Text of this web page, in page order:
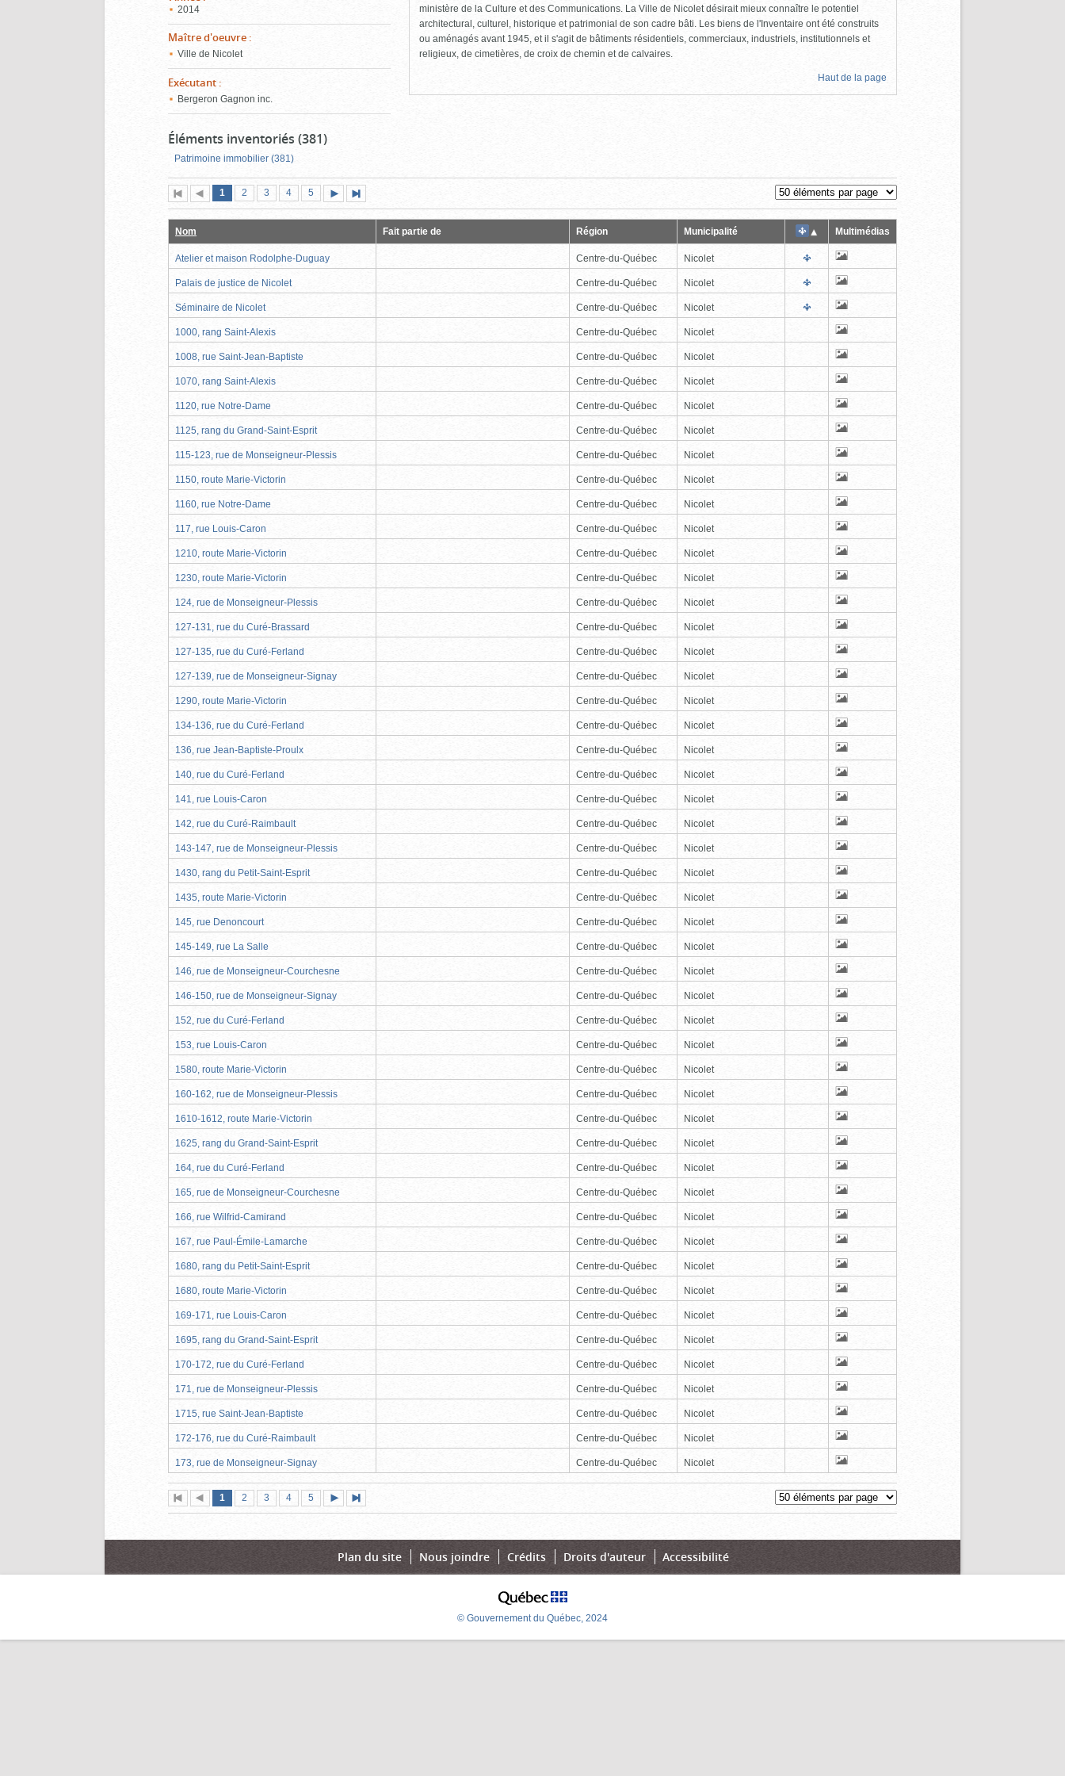
2014
Maître d'oeuvre :
Ville de Nicolet
Exécutant :
Bergeron Gagnon inc.
ministère de la Culture et des Communications. La Ville de Nicolet désirait mieux connaître le potentiel
architectural, culturel, historique et patrimonial de son cadre bâti. Les biens de l'Inventaire ont été construits
ou aménagés avant 1945, et il s'agit de bâtiments résidentiels, commerciaux, industriels, institutionnels et
religieux, de cimetières, de croix de chemin et de calvaires.
Haut de la page
Éléments inventoriés (381)
Patrimoine immobilier (381)
Première
page
Page
précédente
Page
1 (page
actuelle)
Page
2 Page
3 Page
4 Page
5
suivante
page
Nom Fait partie de Région Municipalité Multimédias
Atelier et maison Rodolphe-Duguay Centre-du-Québec Nicolet
Palais de justice de Nicolet Centre-du-Québec Nicolet
Séminaire de Nicolet Centre-du-Québec Nicolet
1000, rang Saint-Alexis Centre-du-Québec Nicolet
1008, rue Saint-Jean-Baptiste Centre-du-Québec Nicolet
1070, rang Saint-Alexis Centre-du-Québec Nicolet
1120, rue Notre-Dame Centre-du-Québec Nicolet
1125, rang du Grand-Saint-Esprit Centre-du-Québec Nicolet
115-123, rue de Monseigneur-Plessis Centre-du-Québec Nicolet
1150, route Marie-Victorin Centre-du-Québec Nicolet
1160, rue Notre-Dame Centre-du-Québec Nicolet
117, rue Louis-Caron Centre-du-Québec Nicolet
1210, route Marie-Victorin Centre-du-Québec Nicolet
1230, route Marie-Victorin Centre-du-Québec Nicolet
124, rue de Monseigneur-Plessis Centre-du-Québec Nicolet
127-131, rue du Curé-Brassard Centre-du-Québec Nicolet
127-135, rue du Curé-Ferland Centre-du-Québec Nicolet
127-139, rue de Monseigneur-Signay Centre-du-Québec Nicolet
1290, route Marie-Victorin Centre-du-Québec Nicolet
134-136, rue du Curé-Ferland Centre-du-Québec Nicolet
136, rue Jean-Baptiste-Proulx Centre-du-Québec Nicolet
140, rue du Curé-Ferland Centre-du-Québec Nicolet
141, rue Louis-Caron Centre-du-Québec Nicolet
142, rue du Curé-Raimbault Centre-du-Québec Nicolet
143-147, rue de Monseigneur-Plessis Centre-du-Québec Nicolet
1430, rang du Petit-Saint-Esprit Centre-du-Québec Nicolet
1435, route Marie-Victorin Centre-du-Québec Nicolet
145, rue Denoncourt Centre-du-Québec Nicolet
145-149, rue La Salle Centre-du-Québec Nicolet
146, rue de Monseigneur-Courchesne Centre-du-Québec Nicolet
146-150, rue de Monseigneur-Signay Centre-du-Québec Nicolet
152, rue du Curé-Ferland Centre-du-Québec Nicolet
153, rue Louis-Caron Centre-du-Québec Nicolet
1580, route Marie-Victorin Centre-du-Québec Nicolet
160-162, rue de Monseigneur-Plessis Centre-du-Québec Nicolet
1610-1612, route Marie-Victorin Centre-du-Québec Nicolet
1625, rang du Grand-Saint-Esprit Centre-du-Québec Nicolet
164, rue du Curé-Ferland Centre-du-Québec Nicolet
165, rue de Monseigneur-Courchesne Centre-du-Québec Nicolet
166, rue Wilfrid-Camirand Centre-du-Québec Nicolet
167, rue Paul-Émile-Lamarche Centre-du-Québec Nicolet
1680, rang du Petit-Saint-Esprit Centre-du-Québec Nicolet
1680, route Marie-Victorin Centre-du-Québec Nicolet
169-171, rue Louis-Caron Centre-du-Québec Nicolet
1695, rang du Grand-Saint-Esprit Centre-du-Québec Nicolet
170-172, rue du Curé-Ferland Centre-du-Québec Nicolet
171, rue de Monseigneur-Plessis Centre-du-Québec Nicolet
1715, rue Saint-Jean-Baptiste Centre-du-Québec Nicolet
172-176, rue du Curé-Raimbault Centre-du-Québec Nicolet
173, rue de Monseigneur-Signay Centre-du-Québec Nicolet
Première
page
Page
précédente
Page
1 (page
actuelle)
Page
2 Page
3 Page
4 Page
5
suivante
page
Plan du site Nous joindre Crédits Droits d'auteur Accessibilité
© Gouvernement du Québec, 2024